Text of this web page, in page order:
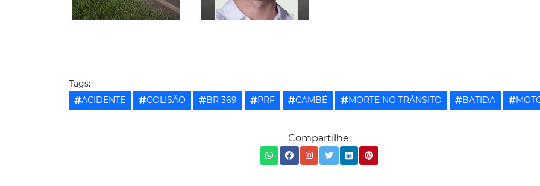
Tags:
ACIDENTE
COLISÃO BR 369 PRF CAMBÉ MORTE NO TRÂNSITO BATIDA
Compartilhe: